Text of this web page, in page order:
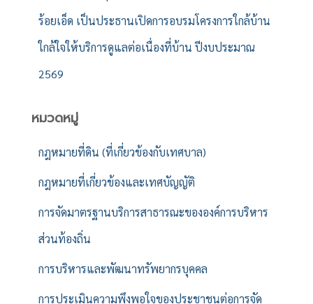
ร้อยเอ็ด เป็นประธานเปิดการอบรมโครงการใกล้บ้าน
ใกล้ใจให้บริการดูแลต่อเนื่องที่บ้าน ปีงบประมาณ
2569
หมวดหมู่
กฎหมายที่ดิน (ที่เกี่ยวข้องกับเทศบาล)
กฎหมายที่เกี่ยวข้องและเทศบัญญัติ
การจัดมาตรฐานบริการสาธารณะขององค์การบริหาร
ส่วนท้องถิ่น
การบริหารและพัฒนาทรัพยากรบุคคล
การประเมินความพึงพอใจของประชาชนต่อการจัด